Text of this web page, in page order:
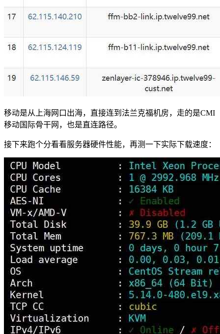
移动是从上海网口出海，直接连到法兰克福机房，走的是CMI
移动国际骨干网，也是直连路径。
接下来跑个分看看服务器硬件性能，再测一下实际下载速度：